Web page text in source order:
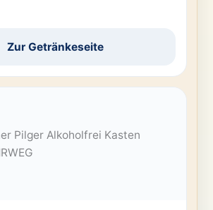
Zur Getränkeseite